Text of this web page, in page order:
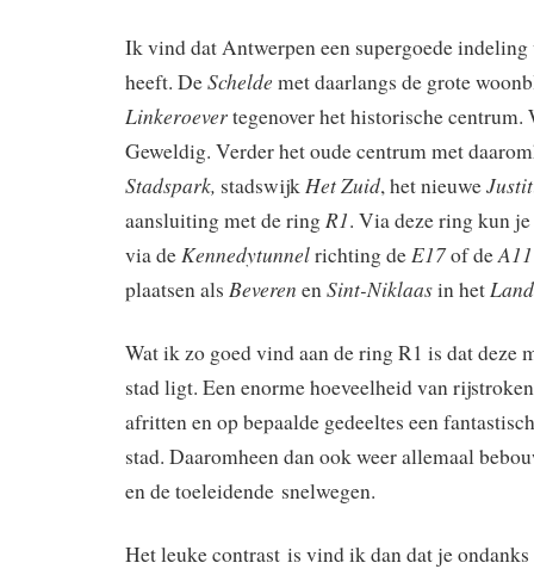
Ik vind dat Antwerpen een supergoede
heeft. DeSchelde met daarlangs de grote
Linkeroevertegenover het historische centrum.
Geweldig. Verder het oude centrum met
Stadspark, stadswijkHet Zuid, het nieuwe
aansluiting met de ringR1. Via deze ring kun
via deKennedytunnelrichting deE17of deA11
plaatsen als Beveren enSint-Niklaasin het
Wat ik zo goed vind aan de ring R1 is dat deze
stad ligt. Een enorme hoeveelheid van
afritten en op bepaalde gedeeltes een
stad. Daaromheen dan ook weer allemaal
en de toeleidende snelwegen.
Het leuke contrast is vind ik dan dat je